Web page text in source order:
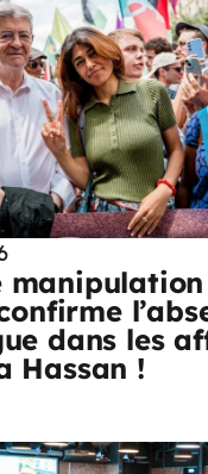
dans les
Hassan !